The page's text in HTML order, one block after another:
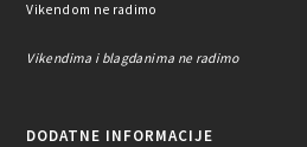
Vikendom ne radimo
Vikendima i blagdanima ne radimo
DODATNE INFORMACIJE